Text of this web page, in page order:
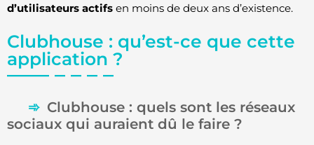
d’utilisateurs actifs en moins de deux ans d’existence.
Clubhouse : qu’est-ce que cette
application ?
Clubhouse : quels sont les réseaux
sociaux qui auraient dû le faire ?